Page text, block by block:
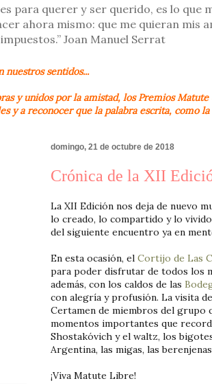
es para querer y ser querido, es lo
ahora mismo: que me quieran mis
Joan Manuel Serrat
nuestros sentidos...
y unidos por la amistad, los Premios
y a reconocer que la palabra escrita, como
domingo, 21 de octubre de 2018
Crónica de la XII
La XII Edición nos deja de nuevo
lo creado, lo compartido y lo
del siguiente encuentro ya en
En esta ocasión, el Cortijo de Las
para poder disfrutar de todos los
además, con los caldos de las
con alegría y profusión. La visita
Certamen de miembros del grupo
momentos importantes que
Shostakóvich y el waltz, los
Argentina, las migas, las
¡Viva Matute Libre!